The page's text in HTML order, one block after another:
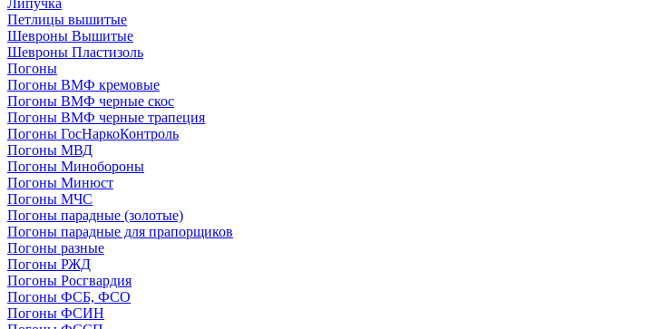
Липучка
Петлицы вышитые
Шевроны Вышитые
Шевроны Пластизоль
Погоны
Погоны ВМФ кремовые
Погоны ВМФ черные скос
Погоны ВМФ черные трапеция
Погоны ГосНаркоКонтроль
Погоны МВД
Погоны Минобороны
Погоны Минюст
Погоны МЧС
Погоны парадные (золотые)
Погоны парадные для прапорщиков
Погоны разные
Погоны РЖД
Погоны Росгвардия
Погоны ФСБ, ФСО
Погоны ФСИН